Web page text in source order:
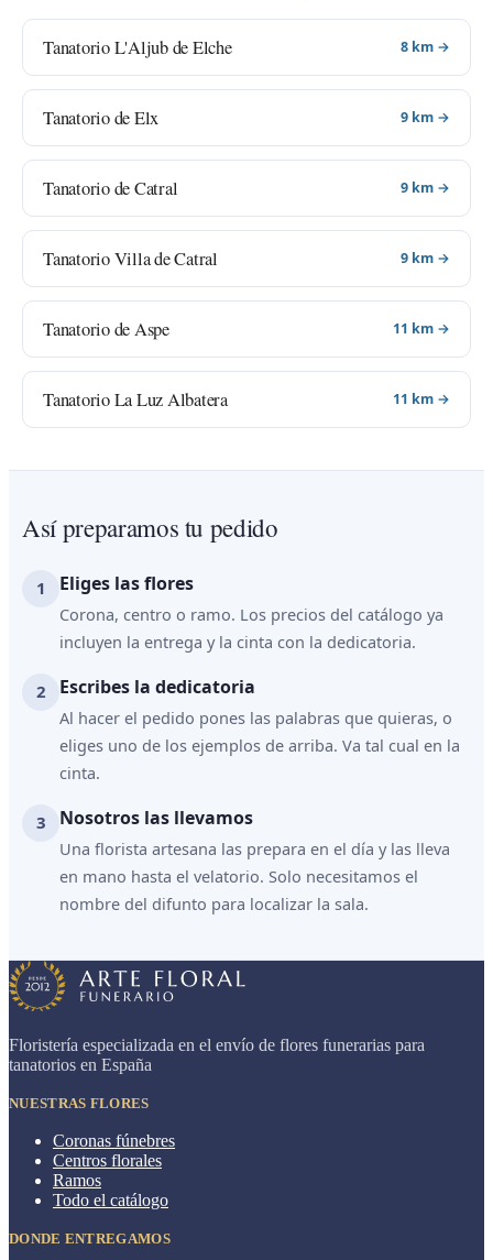
Tanatorio L'Aljub de Elche 8 km →
Tanatorio de Elx 9 km →
Tanatorio de Catral 9 km →
Tanatorio Villa de Catral 9 km →
Tanatorio de Aspe 11 km →
Tanatorio La Luz Albatera 11 km →
Así preparamos tu pedido
Eliges las flores
Corona, centro o ramo. Los precios del catálogo ya
incluyen la entrega y la cinta con la dedicatoria.
Escribes la dedicatoria
Al hacer el pedido pones las palabras que quieras, o
eliges uno de los ejemplos de arriba. Va tal cual en la
cinta.
Nosotros las llevamos
Una florista artesana las prepara en el día y las lleva
en mano hasta el velatorio. Solo necesitamos el
nombre del difunto para localizar la sala.
Floristería especializada en el envío de flores funerarias para
tanatorios en España
NUESTRAS FLORES
Coronas fúnebres
Centros florales
Ramos
Todo el catálogo
DONDE ENTREGAMOS